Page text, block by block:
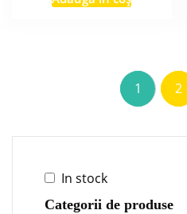
1 2
In stock
Categorii de produse